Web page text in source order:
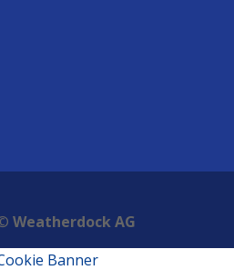
Weatherdock AG
Banner